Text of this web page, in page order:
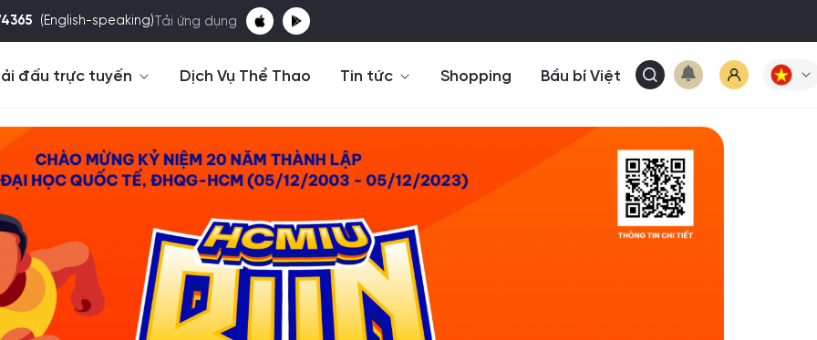
(English-speaking) Tải ứng dụng
đấu trực tuyến Dịch Vụ Thể Thao Tin tức Shopping Bầu bí Việt